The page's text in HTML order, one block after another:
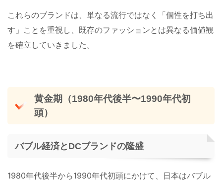
これらのブランドは、単なる流行ではなく「個性を打ち出
す」ことを重視し、既存のファッションとは異なる価値観
を確立していきました。
黄金期（1980年代後半〜1990年代初
頭）
バブル経済とDCブランドの隆盛
1980年代後半から1990年代初頭にかけて、日本はバブル